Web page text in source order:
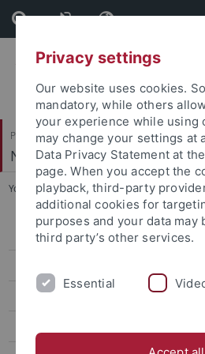
Skip
to
content
Skip
to
footer
Philosophische Fakultät
Neuere Geschichte
You are here: Startseite ... Dr.
Prof. Dr. Ewald Frie
Dr. Sabine Hanke
Privacy settings
Our website uses cookies.
mandatory, while others
your experience while using
may change your settings at
Data Privacy Statement at
page. When you accept the
playback, third-party
additional cookies for
purposes and your data may
third party’s other services.
Essential